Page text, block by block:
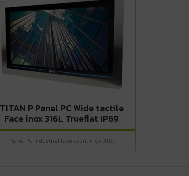
TITAN P Panel PC Wide tactile
Face inox 316L Trueflat IP69
Panel PC industriel face avant inox 316L